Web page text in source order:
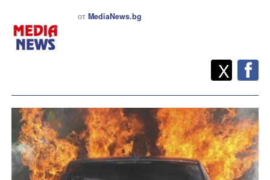
от MediaNews.bg
Споделете
X